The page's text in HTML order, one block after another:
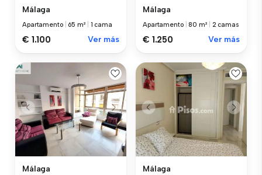
Málaga
Apartamento 65 m² 1 cama
€ 1.100 Ver más
Málaga
Apartamento |80 m² 2 camas
€ 1.250 Ver más
Málaga Málaga